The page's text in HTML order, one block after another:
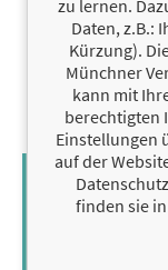
zu lernen.
Daten, z.B.:
Kürzung).
Münchner
kann mit
berechtigten
Einstellungen
auf der
finden sie